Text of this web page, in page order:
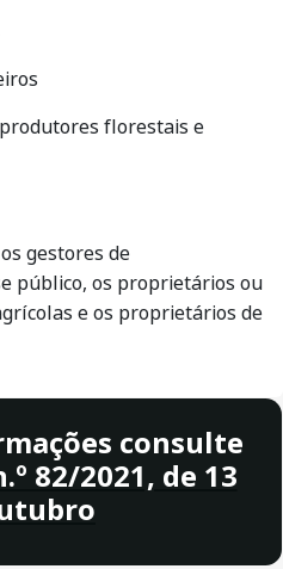
florestais e
gestores de
público, os proprietários ou
e os proprietários de
consulte
82/2021, de 13